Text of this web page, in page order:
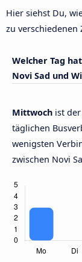
Hier siehst Du,
zu verschiedenen
Welcher Tag
Novi Sad und
Mittwoch ist
täglichen
wenigsten
zwischen Novi